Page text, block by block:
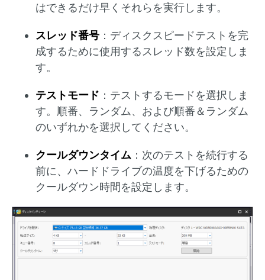
はできるだけ早くそれらを実行します。
スレッド番号 ：ディスクスピードテストを完
成するために使用するスレッド数を設定しま
す。
テストモード ：テストするモードを選択しま
す。順番、ランダム、および順番＆ランダム
のいずれかを選択してください。
クールダウンタイム ：次のテストを続行する
前に、ハードドライブの温度を下げるための
クールダウン時間を設定します。